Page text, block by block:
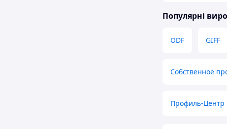
Популярні
ODF GIFF
Собственное
Профиль-Центр